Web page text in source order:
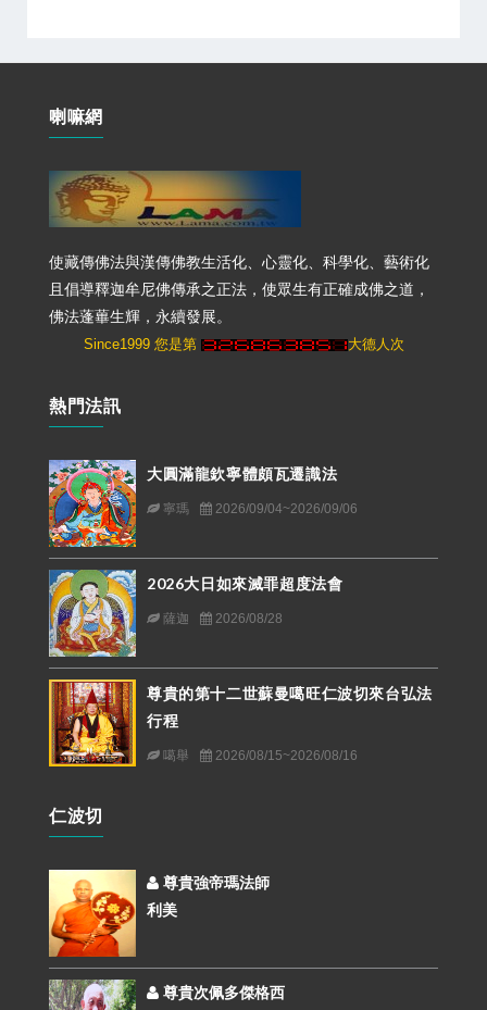
喇嘛網
使藏傳佛法與漢傳佛教生活化、心靈化、科學化、藝術化
且倡導釋迦牟尼佛傳承之正法，使眾生有正確成佛之道，
佛法蓬蓽生輝，永續發展。
Since1999 您是第 大德人次
熱門法訊
大圓滿龍欽寧體頗瓦遷識法
寧瑪 2026/09/04~2026/09/06
2026大日如來滅罪超度法會
薩迦 2026/08/28
尊貴的第十二世蘇曼噶旺仁波切來台弘法
行程
噶舉 2026/08/15~2026/08/16
仁波切
尊貴強帝瑪法師
利美
尊貴次佩多傑格西